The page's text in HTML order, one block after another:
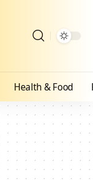
Health & Food